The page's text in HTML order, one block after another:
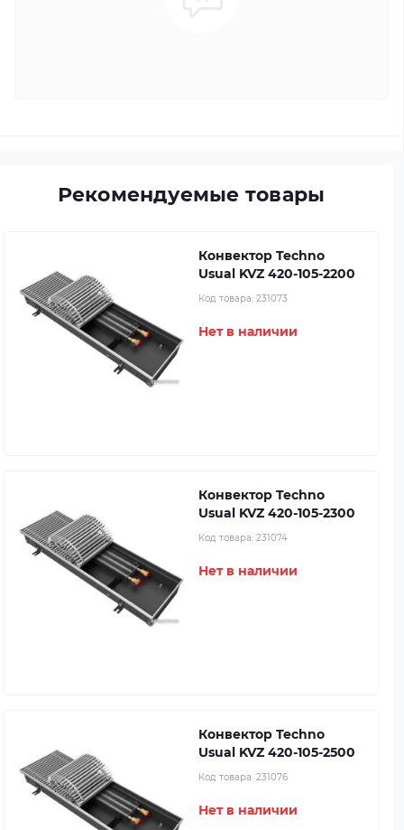
Рекомендуемые товары
Конвектор Techno
Usual KVZ 420-105-2200
Код товара: 231073
Нет в наличии
Конвектор Techno
Usual KVZ 420-105-2300
Код товара: 231074
Нет в наличии
Конвектор Techno
Usual KVZ 420-105-2500
Код товара: 231076
Нет в наличии